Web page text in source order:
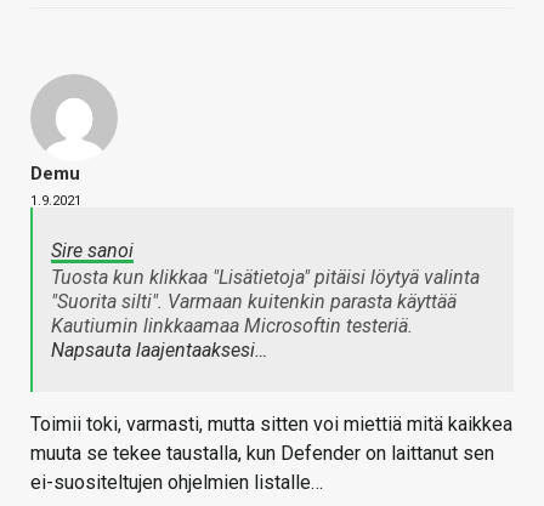
Demu
1.9.2021
Sire sanoi
Tuosta kun klikkaa "Lisätietoja" pitäisi löytyä valinta
"Suorita silti". Varmaan kuitenkin parasta käyttää
Kautiumin linkkaamaa Microsoftin testeriä.
Napsauta laajentaaksesi…
Toimii toki, varmasti, mutta sitten voi miettiä mitä kaikkea
muuta se tekee taustalla, kun Defender on laittanut sen
ei-suositeltujen ohjelmien listalle…